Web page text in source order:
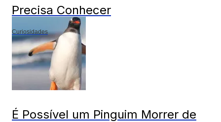
Precisa Conhecer
Curiosidades
É Possível um Pinguim Morrer de